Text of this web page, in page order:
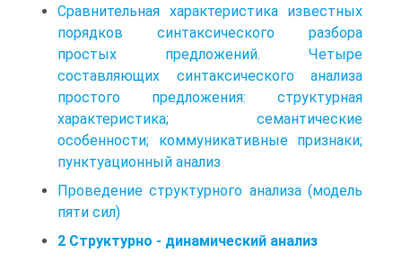
Сравнительная характеристика известных
порядков синтаксического разбора
простых предложений. Четыре
составляющих синтаксического анализа
простого предложения: структурная
характеристика; семантические
особенности; коммуникативные признаки;
пунктуационный анализ
Проведение структурного анализа (модель
пяти сил)
2 Структурно - динамический анализ